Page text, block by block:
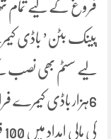
فروغ کے لیے تمام
پینک بٹن’ باڈی
لیے سسٹم بھی نصب
6ہزار باڈی کیمرے